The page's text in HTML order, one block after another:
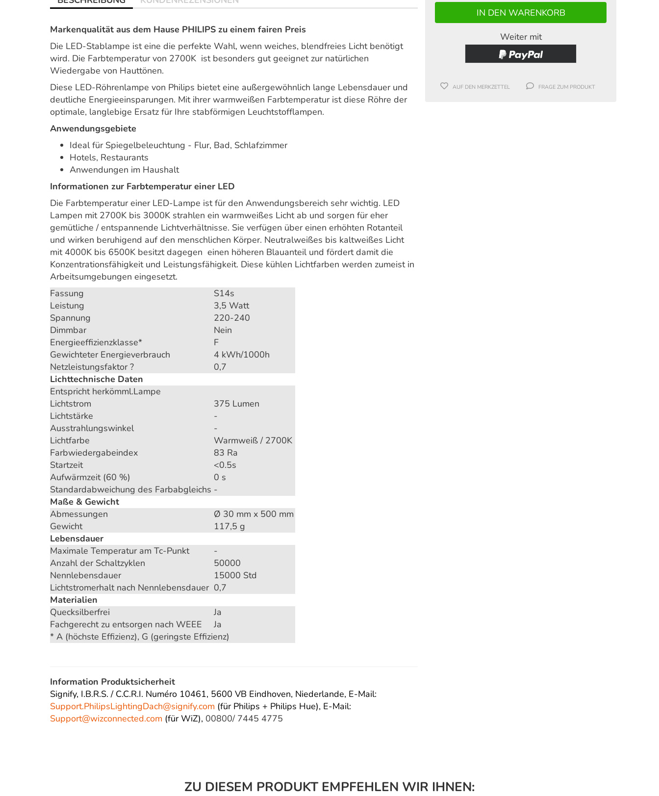
Weiter mit
AUF DEN MERKZETTEL FRAGE ZUM PRODUKT
Markenqualität aus dem Hause PHILIPS zu einem fairen Preis
Die LED-Stablampe ist eine die perfekte Wahl, wenn weiches, blendfreies Licht benötigt
wird. Die Farbtemperatur von 2700K ist besonders gut geeignet zur natürlichen
Wiedergabe von Hauttönen.
Diese LED-Röhrenlampe von Philips bietet eine außergewöhnlich lange Lebensdauer und
deutliche Energieeinsparungen. Mit ihrer warmweißen Farbtemperatur ist diese Röhre der
optimale, langlebige Ersatz für Ihre stabförmigen Leuchtstofflampen.
Anwendungsgebiete
Ideal für Spiegelbeleuchtung - Flur, Bad, Schlafzimmer
Hotels, Restaurants
Anwendungen im Haushalt
Informationen zur Farbtemperatur einer LED
Die Farbtemperatur einer LED-Lampe ist für den Anwendungsbereich sehr wichtig. LED
Lampen mit 2700K bis 3000K strahlen ein warmweißes Licht ab und sorgen für eher
gemütliche / entspannende Lichtverhältnisse. Sie verfügen über einen erhöhten Rotanteil
und wirken beruhigend auf den menschlichen Körper. Neutralweißes bis kaltweißes Licht
mit 4000K bis 6500K besitzt dagegen einen höheren Blauanteil und fördert damit die
Konzentrationsfähigkeit und Leistungsfähigkeit. Diese kühlen Lichtfarben werden zumeist in
Arbeitsumgebungen eingesetzt.
Fassung
S14s
Leistung
3,5 Watt
Spannung
220-240
Dimmbar
Nein
Energieeffizienzklasse*
F
Gewichteter Energieverbrauch
4 kWh/1000h
Netzleistungsfaktor ?
0,7
Lichttechnische Daten
Entspricht herkömml.Lampe
Lichtstrom
375 Lumen
Lichtstärke
-
Ausstrahlungswinkel
-
Lichtfarbe
Warmweiß / 2700K
Farbwiedergabeindex
83 Ra
Startzeit
<0.5s
Aufwärmzeit (60 %)
0 s
Standardabweichung des Farbabgleichs -
Maße & Gewicht
Abmessungen
Ø 30 mm x 500 mm
Gewicht
117,5 g
Lebensdauer
Maximale Temperatur am Tc-Punkt
-
Anzahl der Schaltzyklen
50000
Nennlebensdauer
15000 Std
Lichtstromerhalt nach Nennlebensdauer 0,7
Materialien
Quecksilberfrei
Ja
Fachgerecht zu entsorgen nach WEEE
Ja
* A (höchste Effizienz), G (geringste Effizienz)
Information Produktsicherheit
Signify, I.B.R.S. / C.C.R.I. Numéro 10461, 5600 VB Eindhoven, Niederlande, E-Mail:
Support.PhilipsLightingDach@signify.com (für Philips + Philips Hue), E-Mail:
Support@wizconnected.com (für WiZ), 00800/ 7445 4775
ZU DIESEM PRODUKT EMPFEHLEN WIR IHNEN: